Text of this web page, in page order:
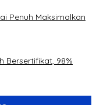
Penuh Maksimalkan
Bersertifikat, 98%